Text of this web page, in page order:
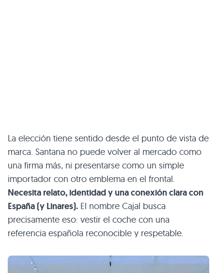
La elección tiene sentido desde el punto de vista de
marca. Santana no puede volver al mercado como
una firma más, ni presentarse como un simple
importador con otro emblema en el frontal.
Necesita relato, identidad y una conexión clara con
España (y Linares). El nombre Cajal busca
precisamente eso: vestir el coche con una
referencia española reconocible y respetable.